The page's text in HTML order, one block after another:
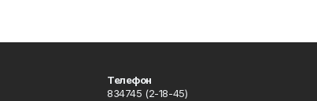
Телефон
834745 (2-18-45)